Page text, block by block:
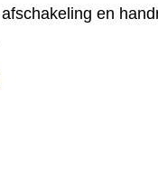
en